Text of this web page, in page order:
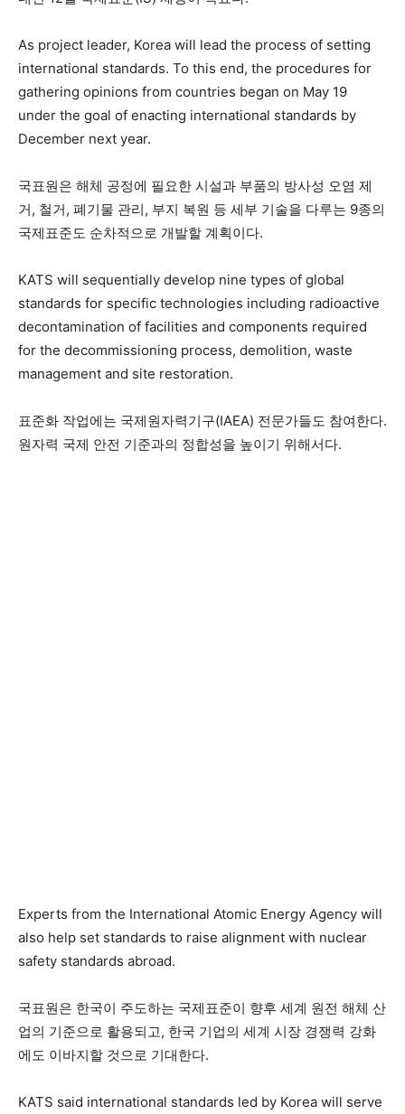
As project leader, Korea will lead the process of setting
international standards. To this end, the procedures for
gathering opinions from countries began on May 19
under the goal of enacting international standards by
December next year.
국표원은 해체 공정에 필요한 시설과 부품의 방사성 오염 제
거, 철거, 폐기물 관리, 부지 복원 등 세부 기술을 다루는 9종의
국제표준도 순차적으로 개발할 계획이다.
KATS will sequentially develop nine types of global
standards for specific technologies including radioactive
decontamination of facilities and components required
for the decommissioning process, demolition, waste
management and site restoration.
표준화 작업에는 국제원자력기구(IAEA) 전문가들도 참여한다.
원자력 국제 안전 기준과의 정합성을 높이기 위해서다.
Experts from the International Atomic Energy Agency will
also help set standards to raise alignment with nuclear
safety standards abroad.
국표원은 한국이 주도하는 국제표준이 향후 세계 원전 해체 산
업의 기준으로 활용되고, 한국 기업의 세계 시장 경쟁력 강화
에도 이바지할 것으로 기대한다.
KATS said international standards led by Korea will serve